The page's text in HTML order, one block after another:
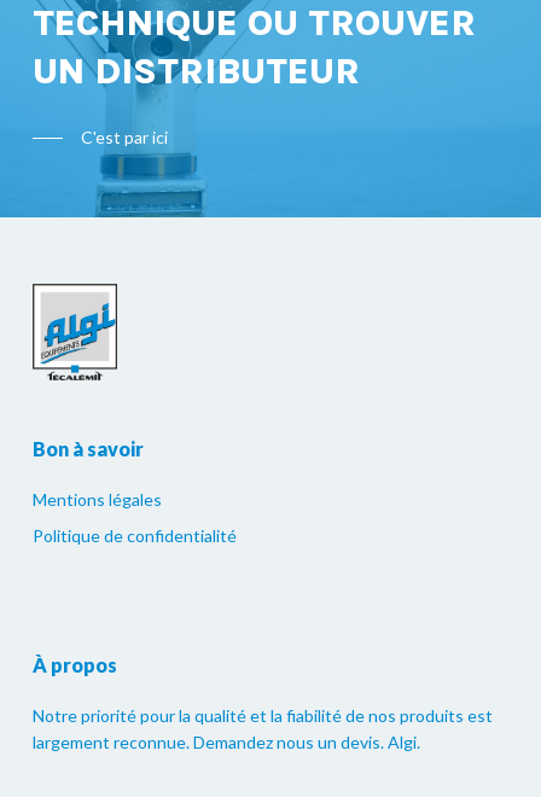
TECHNIQUE OU TROUVER
UN DISTRIBUTEUR
C'est par ici
Bon à savoir
Mentions légales
Politique de confidentialité
À propos
Notre priorité pour la qualité et la fiabilité de nos produits est
largement reconnue. Demandez nous un devis. Algi.